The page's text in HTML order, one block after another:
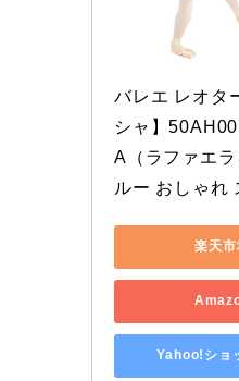
バレエ レオタ
シャ】
A（ラファエ
ルー おしゃれ
楽天市
Yahoo!ショ